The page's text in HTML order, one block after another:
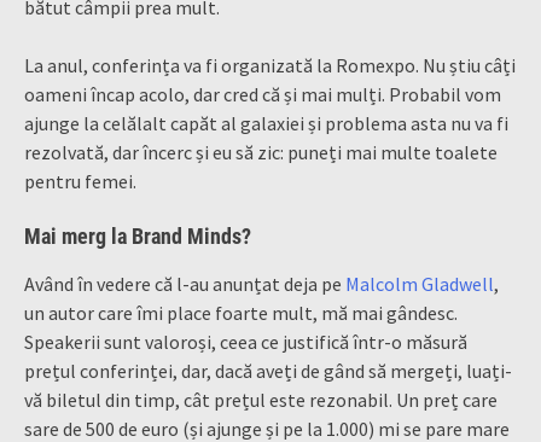
bătut câmpii prea mult.
La anul, conferința va fi organizată la Romexpo. Nu știu câți
oameni încap acolo, dar cred că și mai mulți. Probabil vom
ajunge la celălalt capăt al galaxiei și problema asta nu va fi
rezolvată, dar încerc și eu să zic: puneți mai multe toalete
pentru femei.
Mai merg la Brand Minds?
Având în vedere că l-au anunțat deja pe Malcolm Gladwell,
un autor care îmi place foarte mult, mă mai gândesc.
Speakerii sunt valoroși, ceea ce justifică într-o măsură
prețul conferinței, dar, dacă aveți de gând să mergeți, luați-
vă biletul din timp, cât prețul este rezonabil. Un preț care
sare de 500 de euro (și ajunge și pe la 1.000) mi se pare mare